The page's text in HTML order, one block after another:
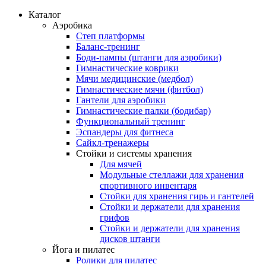
Каталог
Аэробика
Степ платформы
Баланс-тренинг
Боди-пампы (штанги для аэробики)
Гимнастические коврики
Мячи медицинские (медбол)
Гимнастические мячи (фитбол)
Гантели для аэробики
Гимнастические палки (бодибар)
Функциональный тренинг
Эспандеры для фитнеса
Сайкл-тренажеры
Стойки и системы хранения
Для мячей
Модульные стеллажи для хранения
спортивного инвентаря
Стойки для хранения гирь и гантелей
Стойки и держатели для хранения
грифов
Стойки и держатели для хранения
дисков штанги
Йога и пилатес
Ролики для пилатес